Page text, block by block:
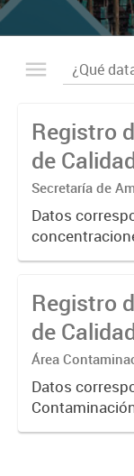
Registro
de
Secretaría de
Territorial
Datos
en aire,
mediciones
homologados,
Registro
de
Área
Dirección de
Datos
Dirección de